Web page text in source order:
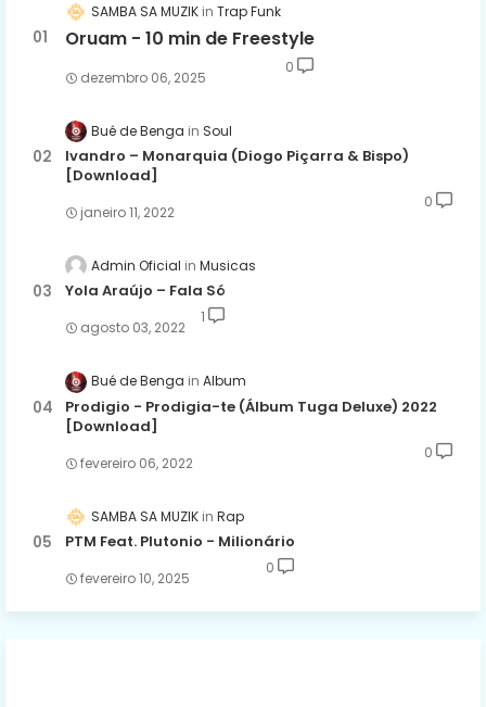
SAMBA SA MUZIK Trap Funk
Oruam - 10 min de Freestyle
dezembro 06, 2025
0
Bué de Benga Soul
Ivandro – Monarquia (Diogo Piçarra & Bispo)
[Download]
janeiro 11, 2022
0
Admin Oficial Musicas
Yola Araújo – Fala Só
agosto 03, 2022
1
Bué de Benga Album
Prodigio - Prodigia-te (Álbum Tuga Deluxe) 2022
[Download]
fevereiro 06, 2022
0
SAMBA SA MUZIK Rap
PTM Feat. Plutonio - Milionário
fevereiro 10, 2025
0